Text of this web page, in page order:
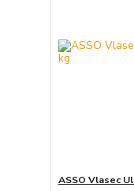
ASSO Vlasec